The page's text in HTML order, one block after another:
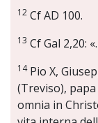
12 Cf AD 100.
13 Cf Gal 2,20:
14Pio X,
(Treviso),
omnia in